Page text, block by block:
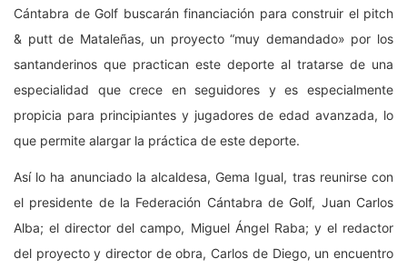
Cántabra de Golf buscarán financiación para construir el pitch
& putt de Mataleñas, un proyecto “muy demandado» por los
santanderinos que practican este deporte al tratarse de una
especialidad que crece en seguidores y es especialmente
propicia para principiantes y jugadores de edad avanzada, lo
que permite alargar la práctica de este deporte.
Así lo ha anunciado la alcaldesa, Gema Igual, tras reunirse con
el presidente de la Federación Cántabra de Golf, Juan Carlos
Alba; el director del campo, Miguel Ángel Raba; y el redactor
del proyecto y director de obra, Carlos de Diego, un encuentro